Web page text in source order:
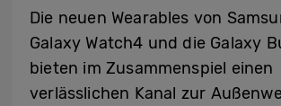
Die neuen Wearables von
Galaxy Watch4 und die Galaxy
bieten im Zusammenspiel einen
verlässlichen Kanal zur